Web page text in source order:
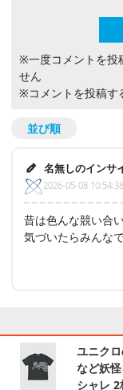
※一度コメントを投
せん
※コメントを投稿す
並び順
名無しのインサ
2026-05-08 10:54:38
昔は色んな競い合
気づいたらみんな
ユニク
など妖
シャレ